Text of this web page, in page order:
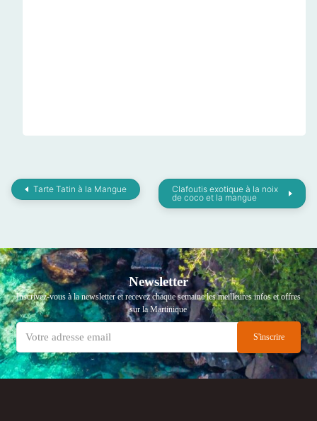
Tarte Tatin à la Mangue
Clafoutis exotique à la noix
de coco et la mangue
Newsletter
Inscrivez-vous à la newsletter et recevez chaque semaine les meilleures infos et offres
sur la Martinique